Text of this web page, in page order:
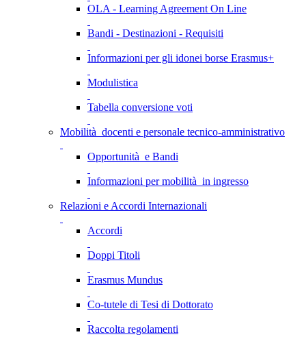
OLA - Learning Agreement On Line
Bandi - Destinazioni - Requisiti
Informazioni per gli idonei borse Erasmus+
Modulistica
Tabella conversione voti
Mobilità docenti e personale tecnico-amministrativo
Opportunità e Bandi
Informazioni per mobilità in ingresso
Relazioni e Accordi Internazionali
Accordi
Doppi Titoli
Erasmus Mundus
Co-tutele di Tesi di Dottorato
Raccolta regolamenti